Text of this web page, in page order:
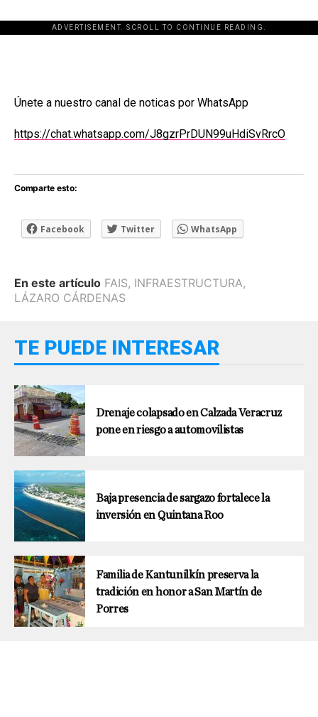
ADVERTISEMENT. SCROLL TO CONTINUE READING.
[adsforwp id="243463"]
Únete a nuestro canal de noticas por WhatsApp
https://chat.whatsapp.com/J8gzrPrDUN99uHdiSvRrcO
Comparte esto:
Facebook Twitter WhatsApp
En este artículo FAIS, INFRAESTRUCTURA,
LÁZARO CÁRDENAS
TE PUEDE INTERESAR
Drenaje colapsado en Calzada Veracruz
pone en riesgo a automovilistas
Baja presencia de sargazo fortalece la
inversión en Quintana Roo
Familia de Kantunilkín preserva la
tradición en honor a San Martín de
Porres